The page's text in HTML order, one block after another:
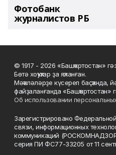
Фотобанк
журналистов РБ
© 1917 - 2026 «Башҡортостан»
Бөтә хоҡуҡтар ҙа яҡланған.
Мәҡәләләрҙе күсереп баҫҡанда,
файҙаланғанда «Башҡортостан»
Об использовании
Зарегистрировано
связи, информационных
коммуникаций
серия ПИ ФС77-33205 от 11